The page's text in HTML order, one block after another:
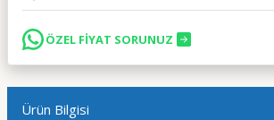
ÖZEL FİYAT SORUNUZ
Ürün Bilgisi